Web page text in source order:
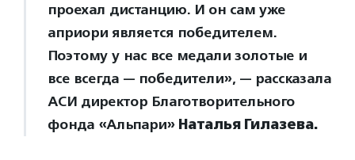
проехал дистанцию. И он сам уже
априори является победителем.
Поэтому у нас все медали золотые и
все всегда — победители», — рассказала
АСИ директор Благотворительного
фонда «Альпари» Наталья Гилазева.